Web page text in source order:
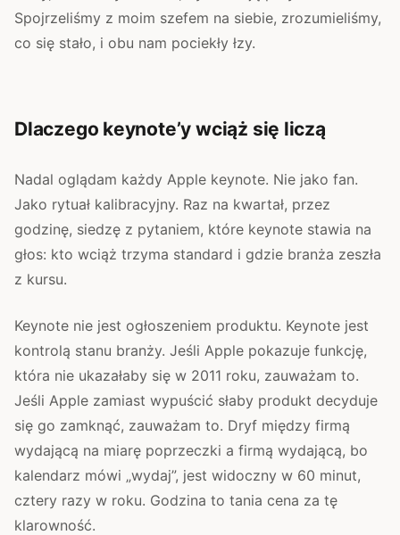
Spojrzeliśmy z moim szefem na siebie, zrozumieliśmy,
co się stało, i obu nam pociekły łzy.
Dlaczego keynote’y wciąż się liczą
Nadal oglądam każdy Apple keynote. Nie jako fan.
Jako rytuał kalibracyjny. Raz na kwartał, przez
godzinę, siedzę z pytaniem, które keynote stawia na
głos: kto wciąż trzyma standard i gdzie branża zeszła
z kursu.
Keynote nie jest ogłoszeniem produktu. Keynote jest
kontrolą stanu branży. Jeśli Apple pokazuje funkcję,
która nie ukazałaby się w 2011 roku, zauważam to.
Jeśli Apple zamiast wypuścić słaby produkt decyduje
się go zamknąć, zauważam to. Dryf między firmą
wydającą na miarę poprzeczki a firmą wydającą, bo
kalendarz mówi „wydaj”, jest widoczny w 60 minut,
cztery razy w roku. Godzina to tania cena za tę
klarowność.